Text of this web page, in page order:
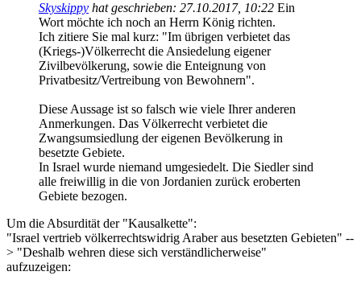
Skyskippy hat geschrieben: 27.10.2017, 10:22 Ein
Wort möchte ich noch an Herrn König richten.
Ich zitiere Sie mal kurz: "Im übrigen verbietet das
(Kriegs-)Völkerrecht die Ansiedelung eigener
Zivilbevölkerung, sowie die Enteignung von
Privatbesitz/Vertreibung von Bewohnern".
Diese Aussage ist so falsch wie viele Ihrer anderen
Anmerkungen. Das Völkerrecht verbietet die
Zwangsumsiedlung der eigenen Bevölkerung in
besetzte Gebiete.
In Israel wurde niemand umgesiedelt. Die Siedler sind
alle freiwillig in die von Jordanien zurück eroberten
Gebiete bezogen.
Um die Absurdität der "Kausalkette":
"Israel vertrieb völkerrechtswidrig Araber aus besetzten Gebieten" --
> "Deshalb wehren diese sich verständlicherweise"
aufzuzeigen: